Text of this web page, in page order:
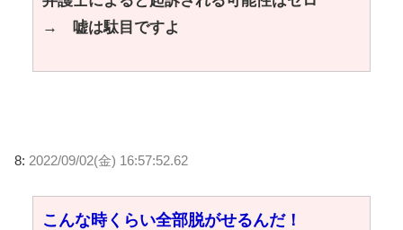
→ 嘘は駄目ですよ
8: 2022/09/02(金) 16:57:52.62
こんな時くらい全部脱がせるんだ！